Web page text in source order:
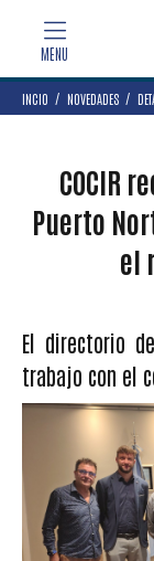
INCIO NOVEDADES
COCIR
Puerto
el
El directorio
trabajo con el